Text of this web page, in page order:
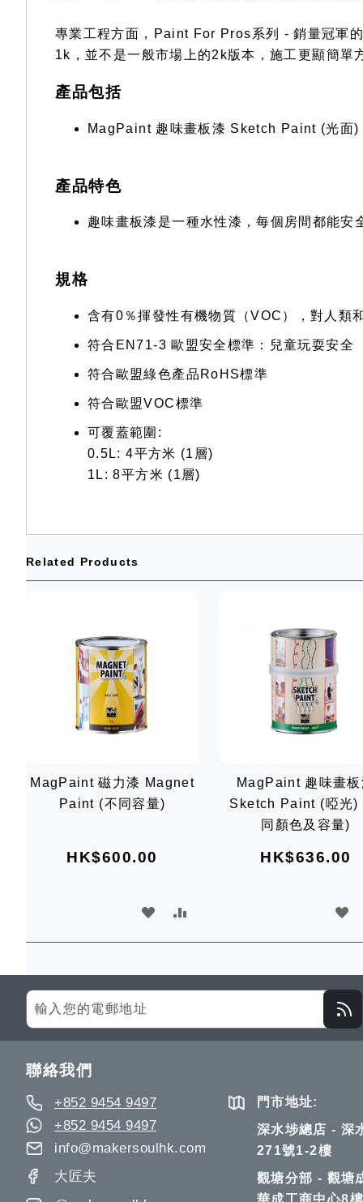
專業工程方面，Paint For Pros系列 - 銷量冠軍
1k，並不是一般市場上的2k版本，施工更顯簡單
產品包括
MagPaint 趣味畫板漆 Sketch Paint (光面)
產品特色
趣味畫板漆是一種水性漆，每個房間都能安
規格
含有0％揮發性有機物質（VOC），對人類
符合EN71-3 歐盟安全標準：兒童玩耍安全
符合歐盟綠色產品RoHS標準
符合歐盟VOC標準
可覆蓋範圍:
0.5L: 4平方米 (1層)
1L: 8平方米 (1層)
Related Products
MagPaint 磁力漆 Magnet
Paint (不同容量)
HK$600.00
入 入
MagPaint 趣味畫板
Sketch Paint (啞光)
同顏色及容量)
HK$636.00
入
望
清
Sign
Up
for
Our
聯絡我們
+852 9454 9497
+852 9454 9497
info@makersoulhk.com
大匠夫
門市地址:
深水埗總店 - 深
271號1-2樓
觀塘分部 - 觀塘